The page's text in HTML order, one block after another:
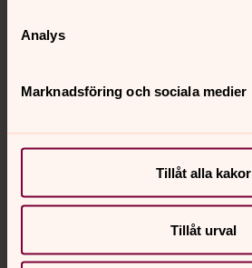
Analys
Marknadsföring och sociala medier
Tillåt alla kakor
Tillåt urval
Kalender
Hitta snabbt